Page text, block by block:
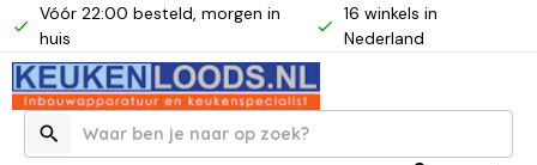
Vóór 22:00 besteld, morgen in
huis
16 winkels in
Nederland